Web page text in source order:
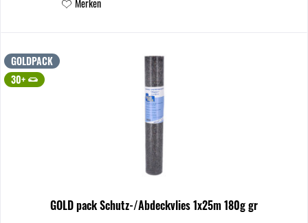
Merken
GOLDPACK
30+
GOLD pack Schutz-/Abdeckvlies 1x25m 180g gr